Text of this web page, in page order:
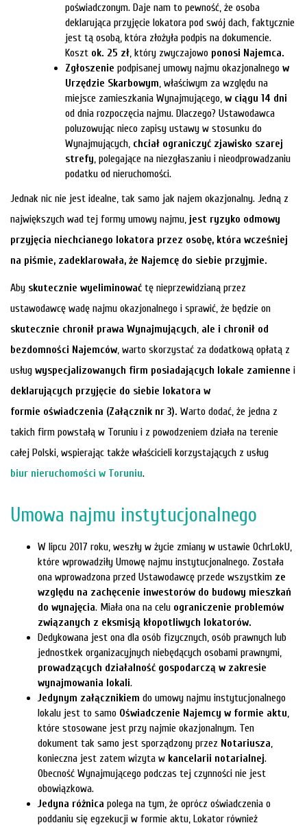
poświadczonym. Daje nam to pewność, że osoba
deklarująca przyjęcie lokatora pod swój dach, faktycznie
jest tą osobą, która złożyła podpis na dokumencie.
Koszt ok. 25 zł, który zwyczajowo ponosi Najemca.
Zgłoszenie podpisanej umowy najmu okazjonalnego w
Urzędzie Skarbowym, właściwym za względu na
miejsce zamieszkania Wynajmującego, w ciągu 14 dni
od dnia rozpoczęcia najmu. Dlaczego? Ustawodawca
poluzowując nieco zapisy ustawy w stosunku do
Wynajmujących, chciał ograniczyć zjawisko szarej
strefy, polegające na niezgłaszaniu i nieodprowadzaniu
podatku od nieruchomości.
Jednak nic nie jest idealne, tak samo jak najem okazjonalny. Jedną z
największych wad tej formy umowy najmu, jest ryzyko odmowy
przyjęcia niechcianego lokatora przez osobę, która wcześniej
na piśmie, zadeklarowała, że Najemcę do siebie przyjmie.
Aby skutecznie wyeliminować tę nieprzewidzianą przez
ustawodawcę wadę najmu okazjonalnego i sprawić, że będzie on
skutecznie chronił prawa Wynajmujących, ale i chronił od
bezdomności Najemców, warto skorzystać za dodatkową opłatą z
usług wyspecjalizowanych firm posiadających lokale zamienne i
deklarujących przyjęcie do siebie lokatora w
formie oświadczenia (Załącznik nr 3). Warto dodać, że jedna z
takich firm powstałą w Toruniu i z powodzeniem działa na terenie
całej Polski, wspierając także właścicieli korzystających z usług
biur nieruchomości w Toruniu.
Umowa najmu instytucjonalnego
W lipcu 2017 roku, weszły w życie zmiany w ustawie OchrLokU,
które wprowadziły Umowę najmu instytucjonalnego. Została
ona wprowadzona przed Ustawodawcę przede wszystkim ze
względu na zachęcenie inwestorów do budowy mieszkań
do wynajęcia. Miała ona na celu ograniczenie problemów
związanych z eksmisją kłopotliwych lokatorów.
Dedykowana jest ona dla osób fizycznych, osób prawnych lub
jednostkek organizacyjnych niebędących osobami prawnymi,
prowadzących działalność gospodarczą w zakresie
wynajmowania lokali.
Jedynym załącznikiem do umowy najmu instytucjonalnego
lokalu jest to samo Oświadczenie Najemcy w formie aktu,
które stosowane jest przy najmie okazjonalnym. Ten
dokument tak samo jest sporządzony przez Notariusza,
konieczna jest zatem wizyta w kancelarii notarialnej.
Obecność Wynajmującego podczas tej czynności nie jest
obowiązkowa.
Jedyna różnica polega na tym, że oprócz oświadczenia o
poddaniu się egzekucji w formie aktu, Lokator również